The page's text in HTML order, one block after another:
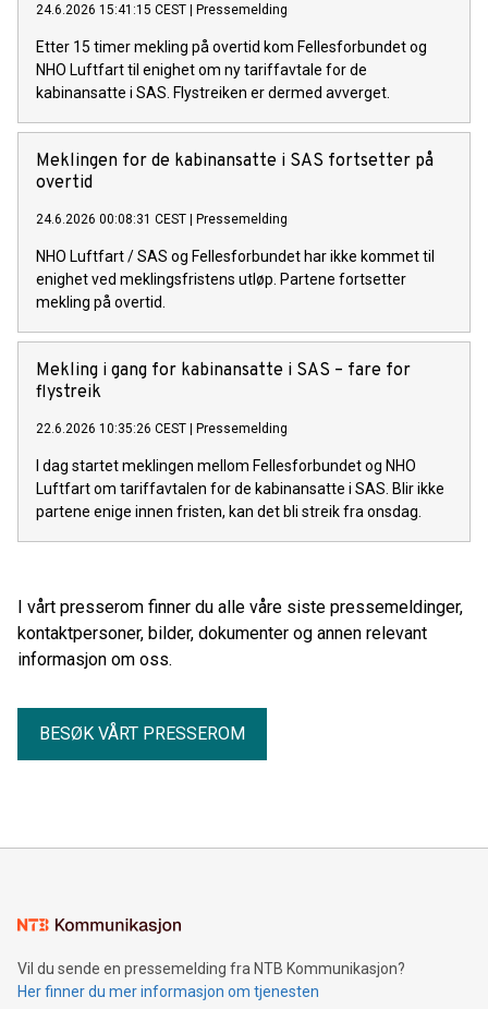
24.6.2026 15:41:15 CEST | Pressemelding
Etter 15 timer mekling på overtid kom Fellesforbundet og
NHO Luftfart til enighet om ny tariffavtale for de
kabinansatte i SAS. Flystreiken er dermed avverget.
Meklingen for de kabinansatte i SAS fortsetter på
overtid
24.6.2026 00:08:31 CEST | Pressemelding
NHO Luftfart / SAS og Fellesforbundet har ikke kommet til
enighet ved meklingsfristens utløp. Partene fortsetter
mekling på overtid.
Mekling i gang for kabinansatte i SAS – fare for
flystreik
22.6.2026 10:35:26 CEST | Pressemelding
I dag startet meklingen mellom Fellesforbundet og NHO
Luftfart om tariffavtalen for de kabinansatte i SAS. Blir ikke
partene enige innen fristen, kan det bli streik fra onsdag.
I vårt presserom finner du alle våre siste pressemeldinger,
kontaktpersoner, bilder, dokumenter og annen relevant
informasjon om oss.
BESØK VÅRT PRESSEROM
Vil du sende en pressemelding fra NTB Kommunikasjon?
Her finner du mer informasjon om tjenesten